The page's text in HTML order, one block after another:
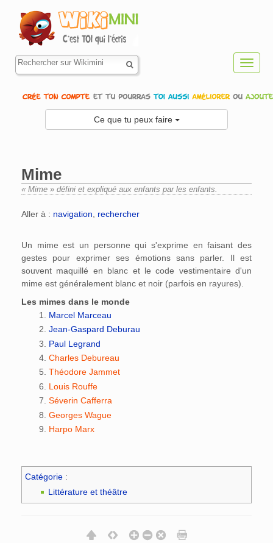
Ce que tu peux faire
Mime
« Mime » défini et expliqué aux enfants par les enfants.
Aller à : navigation, rechercher
Un mime est un personne qui s'exprime en faisant des
gestes pour exprimer ses émotions sans parler. Il est
souvent maquillé en blanc et le code vestimentaire d'un
mime est généralement blanc et noir (parfois en rayures).
Les mimes dans le monde
Marcel Marceau
Jean-Gaspard Deburau
Paul Legrand
Charles Debureau
Théodore Jammet
Louis Rouffe
Séverin Cafferra
Georges Wague
Harpo Marx
Catégorie :
Littérature et théâtre